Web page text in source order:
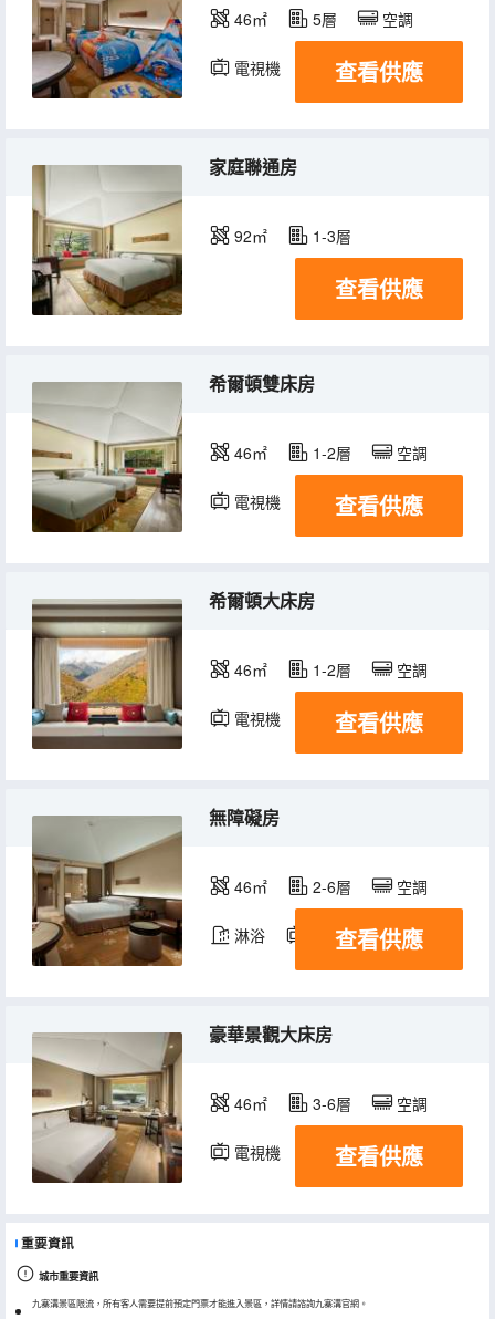
46㎡ 5層 空調
電視機 查看供應
家庭聯通房
92㎡ 1-3層
查看供應
希爾頓雙床房
46㎡ 1-2層 空調
電視機 查看供應
希爾頓大床房
46㎡ 1-2層 空調
電視機 查看供應
無障礙房
46㎡ 2-6層 空調
淋浴 電視機
查看供應
豪華景觀大床房
46㎡ 3-6層 空調
電視機 查看供應
重要資訊
城市重要資訊
九寨溝景區限流，所有客人需要提前預定門票才能進入景區，詳情請諮詢九寨溝官網。